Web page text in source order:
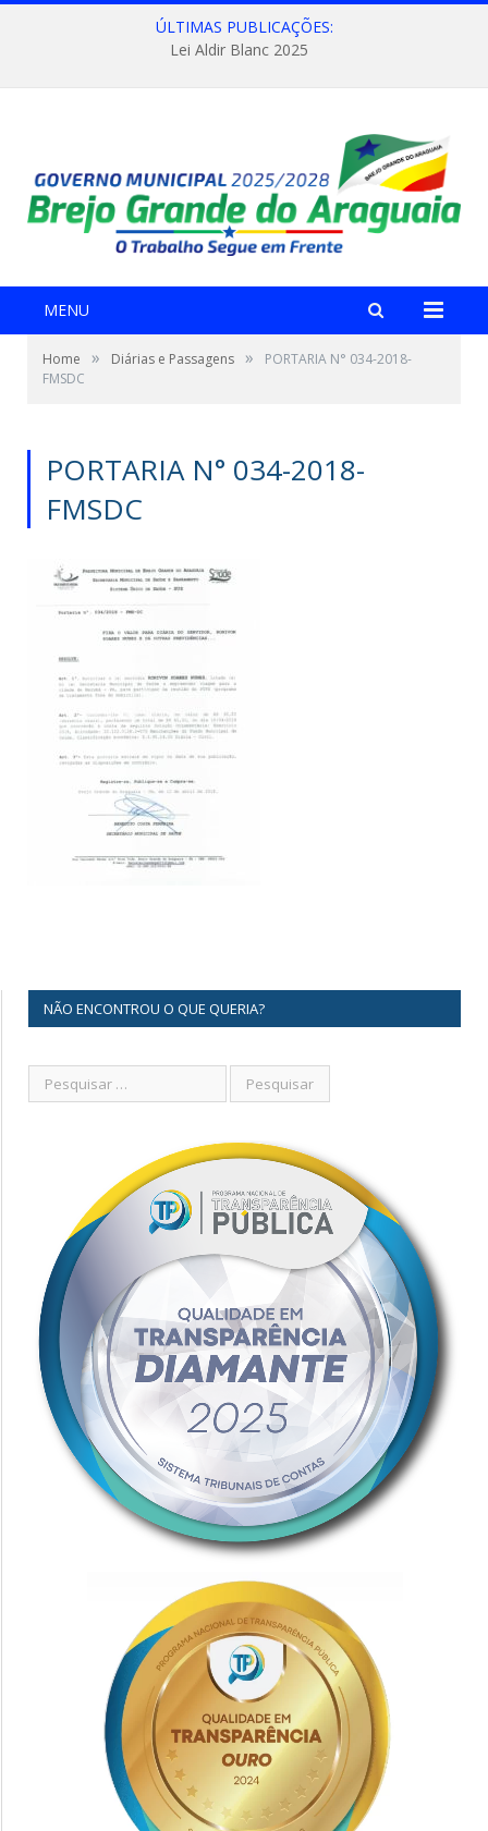
ÚLTIMAS PUBLICAÇÕES:
Lei Aldir Blanc 2025
MENU
Home » Diárias e Passagens »
PORTARIA N° 034-2018-
FMSDC
PORTARIA N° 034-2018-
FMSDC
NÃO ENCONTROU O QUE QUERIA?